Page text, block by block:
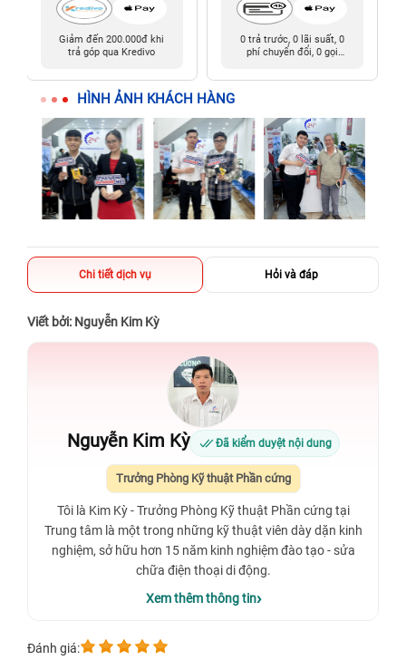
Giảm đến 200.000đ khi
trả góp qua Kredivo
0 trả trước, 0 lãi suất, 0
phí chuyển đổi, 0 gọi
HÌNH ẢNH KHÁCH HÀNG
Chi tiết dịch vụ Hỏi và đáp
Viết bởi: Nguyễn Kim Kỳ
Nguyễn Kim Kỳ Đã kiểm duyệt nội dung
Trưởng Phòng Kỹ thuật Phần cứng
Tôi là Kim Kỳ - Trưởng Phòng Kỹ thuật Phần cứng tại
Trung tâm là một trong những kỹ thuật viên dày dặn kinh
nghiệm, sở hữu hơn 15 năm kinh nghiệm đào tạo - sửa
chữa điện thoại di động.
Xem thêm thông tin
Đánh giá: